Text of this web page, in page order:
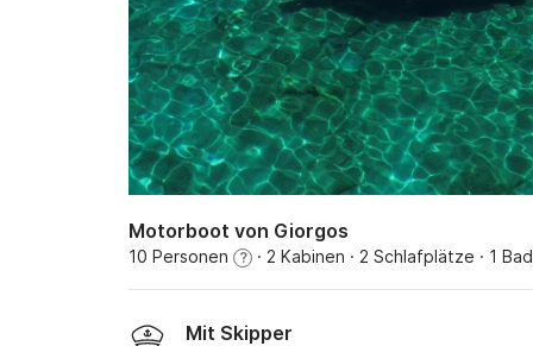
Motorboot von Giorgos
10 Personen ? · 2 Kabinen · 2 Schlafplätze · 1
Mit Skipper